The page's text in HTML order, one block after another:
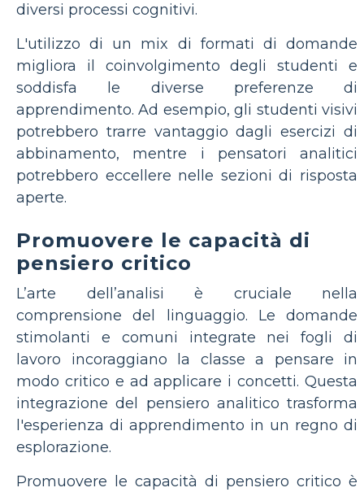
diversi processi cognitivi.
L'utilizzo di un mix di formati di domande
migliora il coinvolgimento degli studenti e
soddisfa le diverse preferenze di
apprendimento. Ad esempio, gli studenti visivi
potrebbero trarre vantaggio dagli esercizi di
abbinamento, mentre i pensatori analitici
potrebbero eccellere nelle sezioni di risposta
aperte.
Promuovere le capacità di
pensiero critico
L’arte dell’analisi è cruciale nella
comprensione del linguaggio. Le domande
stimolanti e comuni integrate nei fogli di
lavoro incoraggiano la classe a pensare in
modo critico e ad applicare i concetti. Questa
integrazione del pensiero analitico trasforma
l'esperienza di apprendimento in un regno di
esplorazione.
Promuovere le capacità di pensiero critico è